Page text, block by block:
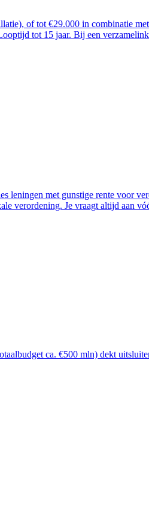
of tot €29.000 in combinatie
tot 15 jaar. Bij een
leningen met gunstige rente voor
verordening. Je vraagt altijd aan
ca. €500 mln) dekt